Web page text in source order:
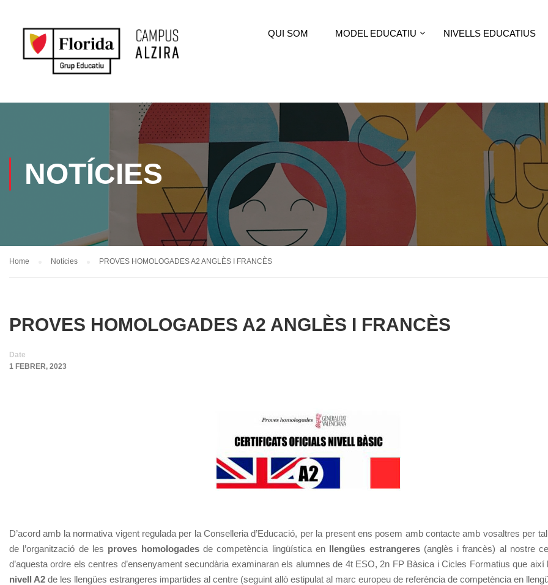
QUI SOM MODEL EDUCATIU NIVELLS EDUCATIUS
NOTÍCIES
Home Notícies PROVES HOMOLOGADES A2 ANGLÈS I FRANCÈS
PROVES HOMOLOGADES A2 ANGLÈS I FRANCÈS
Date
1 FEBRER, 2023
D’acord amb la normativa vigent regulada per la Conselleria d’Educació, per la present ens posem amb contacte amb vosaltres per tal
de l’organització de les proves homologadesde competència lingüística en llengües estrangeres(anglès i francès) al nostre
d’aquesta ordre els centres d’ensenyament secundària examinaran els alumnes de 4t ESO, 2n FP Bàsica i Cicles Formatius que així
nivell A2 de les llengües estrangeres impartides al centre (seguint allò estipulat al marc europeu de referència de competència en